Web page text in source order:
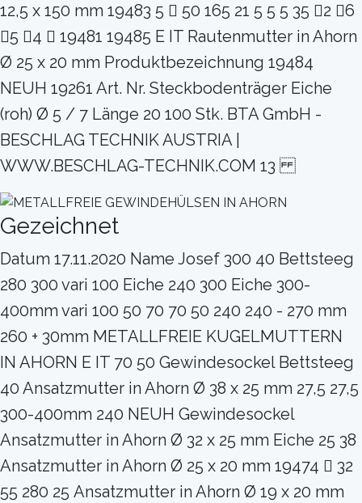
12,5 x 150 mm 19483 5  50 165 21 5 5 5 35 2 6
5 4  19481 19485 E IT Rautenmutter in Ahorn
Ø 25 x 20 mm Produktbezeichnung 19484
NEUH 19261 Art. Nr. Steckbodenträger Eiche
(roh) Ø 5 / 7 Länge 20 100 Stk. BTA GmbH -
BESCHLAG TECHNIK AUSTRIA |
WWW.BESCHLAG-TECHNIK.COM 13
Gezeichnet
Datum 17.11.2020 Name Josef 300 40 Bettsteeg
280 300 vari 100 Eiche 240 300 Eiche 300-
400mm vari 100 50 70 70 50 240 240 - 270 mm
260 + 30mm METALLFREIE KUGELMUTTERN
IN AHORN E IT 70 50 Gewindesockel Bettsteeg
40 Ansatzmutter in Ahorn Ø 38 x 25 mm 27,5 27,5
300-400mm 240 NEUH Gewindesockel
Ansatzmutter in Ahorn Ø 32 x 25 mm Eiche 25 38
Ansatzmutter in Ahorn Ø 25 x 20 mm 19474  32
55 280 25 Ansatzmutter in Ahorn Ø 19 x 20 mm